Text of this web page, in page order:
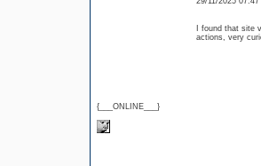
{___ONLINE___}
I found that site
actions, very